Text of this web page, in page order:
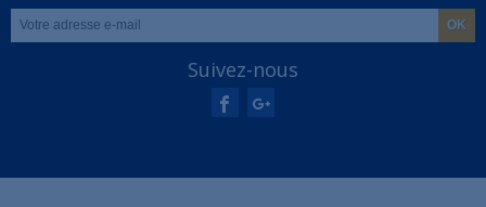
Suivez-nous